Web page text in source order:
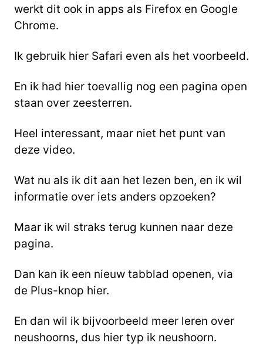
werkt dit ook in apps als Firefox en Google
Chrome.
Ik gebruik hier Safari even als het voorbeeld.
En ik had hier toevallig nog een pagina open
staan over zeesterren.
Heel interessant, maar niet het punt van
deze video.
Wat nu als ik dit aan het lezen ben, en ik wil
informatie over iets anders opzoeken?
Maar ik wil straks terug kunnen naar deze
pagina.
Dan kan ik een nieuw tabblad openen, via
de Plus-knop hier.
En dan wil ik bijvoorbeeld meer leren over
neushoorns, dus hier typ ik neushoorn.